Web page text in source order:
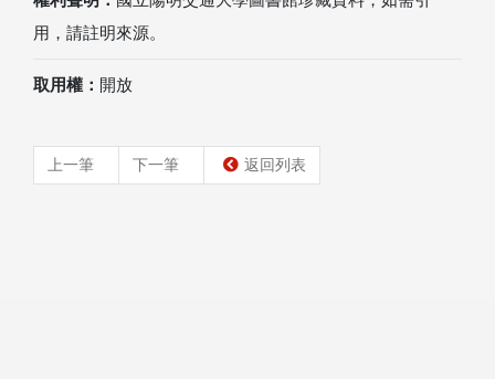
用，請註明來源。
取用權： 開放
上一筆 下一筆 返回列表